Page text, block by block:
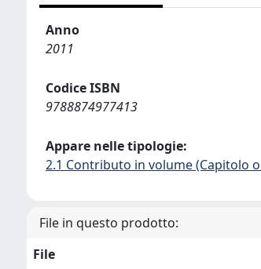
Anno
2011
Codice ISBN
9788874977413
Appare nelle tipologie:
2.1 Contributo in volume (Capitolo
File in questo prodotto:
File